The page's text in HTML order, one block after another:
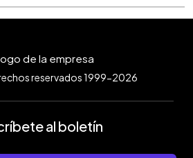
reservados 1999-2026
al boletín